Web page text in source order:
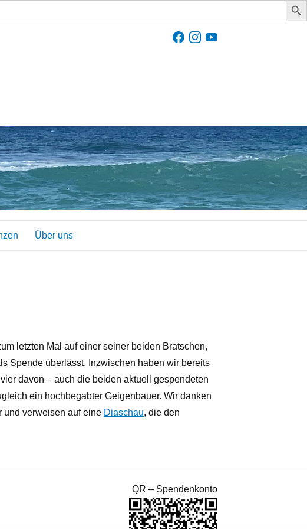
Über uns
letzten Mal auf einer seiner beiden Bratschen,
Spende überlässt. Inzwischen haben wir bereits
davon – auch die beiden aktuell gespendeten
ein hochbegabter Geigenbauer. Wir danken
und verweisen auf eine Diaschau, die den
QR – Spendenkonto